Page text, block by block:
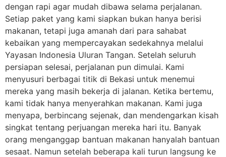
dengan rapi agar mudah dibawa selama perjalanan.
Setiap paket yang kami siapkan bukan hanya berisi
makanan, tetapi juga amanah dari para sahabat
kebaikan yang mempercayakan sedekahnya melalui
Yayasan Indonesia Uluran Tangan. Setelah seluruh
persiapan selesai, perjalanan pun dimulai. Kami
menyusuri berbagai titik di Bekasi untuk menemui
mereka yang masih bekerja di jalanan. Ketika bertemu,
kami tidak hanya menyerahkan makanan. Kami juga
menyapa, berbincang sejenak, dan mendengarkan kisah
singkat tentang perjuangan mereka hari itu. Banyak
orang menganggap bantuan makanan hanyalah bantuan
sesaat. Namun setelah beberapa kali turun langsung ke